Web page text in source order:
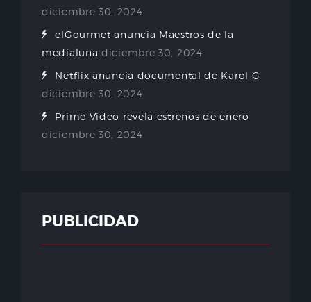
diciembre 30, 2024
elGourmet anuncia Maestros de la
medialuna diciembre 30, 2024
Netflix anuncia documental de Karol G
diciembre 30, 2024
Prime Video revela estrenos de enero
diciembre 30, 2024
PUBLICIDAD